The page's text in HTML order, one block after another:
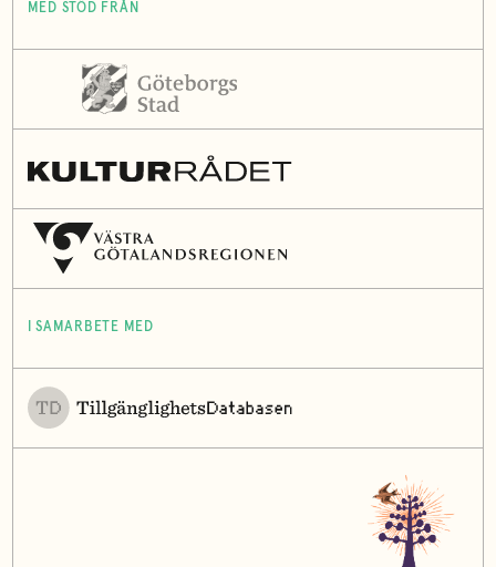
MED STÖD FRÅN
I SAMARBETE MED